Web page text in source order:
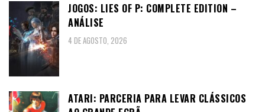
JOGOS: LIES OF P: COMPLETE EDITION –
ANÁLISE
4 DE AGOSTO, 2026
ATARI: PARCERIA PARA LEVAR CLÁSSICOS